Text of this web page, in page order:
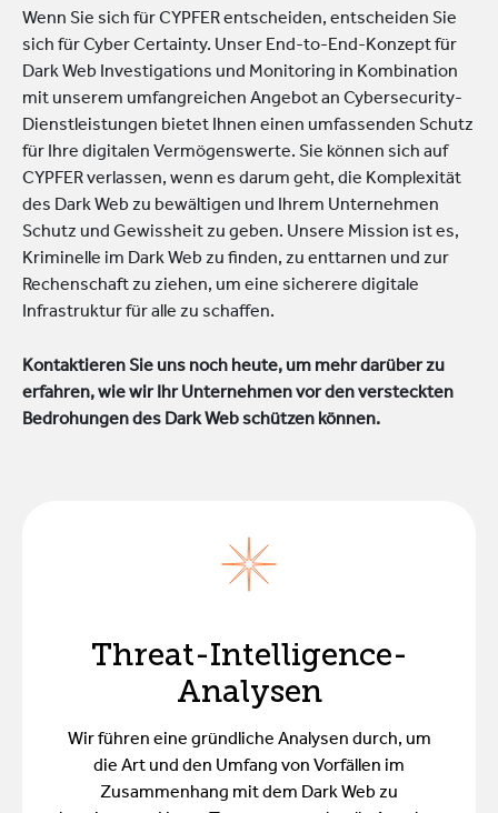
Wenn Sie sich für CYPFER entscheiden, entscheiden Sie
sich für Cyber Certainty. Unser End-to-End-Konzept für
Dark Web Investigations und Monitoring in Kombination
mit unserem umfangreichen Angebot an Cybersecurity-
Dienstleistungen bietet Ihnen einen umfassenden Schutz
für Ihre digitalen Vermögenswerte. Sie können sich auf
CYPFER verlassen, wenn es darum geht, die Komplexität
des Dark Web zu bewältigen und Ihrem Unternehmen
Schutz und Gewissheit zu geben. Unsere Mission ist es,
Kriminelle im Dark Web zu finden, zu enttarnen und zur
Rechenschaft zu ziehen, um eine sicherere digitale
Infrastruktur für alle zu schaffen.
Kontaktieren Sie uns noch heute, um mehr darüber zu
erfahren, wie wir Ihr Unternehmen vor den versteckten
Bedrohungen des Dark Web schützen können.
Threat-Intelligence-
Analysen
Wir führen eine gründliche Analysen durch, um
die Art und den Umfang von Vorfällen im
Zusammenhang mit dem Dark Web zu